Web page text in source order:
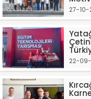
27-
22-